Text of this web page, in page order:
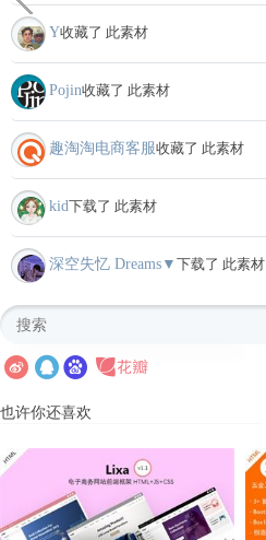
Y收藏了 此素材
Pojin收藏了 此素材
趣淘淘电商客服收藏了 此素材
kid下载了 此素材
深空失忆 Dreams▼ 下载了 此素材
也许你还喜欢